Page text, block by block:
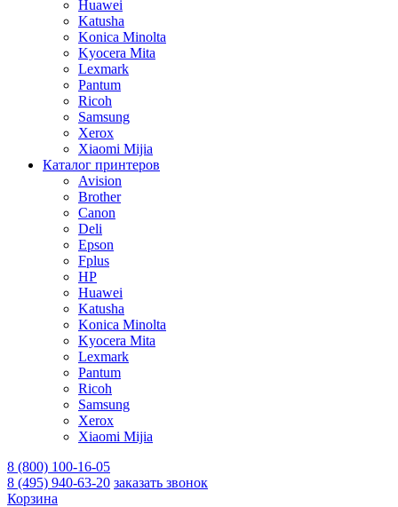
Huawei
Katusha
Konica Minolta
Kyocera Mita
Lexmark
Pantum
Ricoh
Samsung
Xerox
Xiaomi Mijia
Каталог принтеров
Avision
Brother
Canon
Deli
Epson
Fplus
HP
Huawei
Katusha
Konica Minolta
Kyocera Mita
Lexmark
Pantum
Ricoh
Samsung
Xerox
Xiaomi Mijia
8 (800) 100-16-05
8 (495) 940-63-20 заказать звонок
Корзина